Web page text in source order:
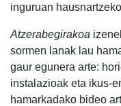
inguruan
Atzerabegirakoa
sormen lanak lau
gaur egunera arte:
instalazioak eta ikus-
hamarkadako bideo